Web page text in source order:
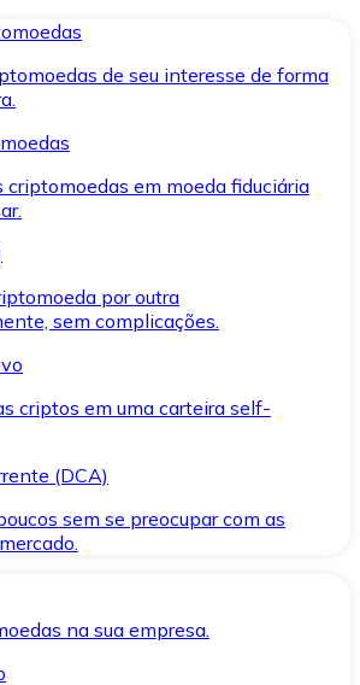
de seu interesse de forma
criptomoedas em moeda fiduciária
por outra
sem complicações.
criptos em uma carteira self-
(DCA)
sem se preocupar com as
na sua empresa.